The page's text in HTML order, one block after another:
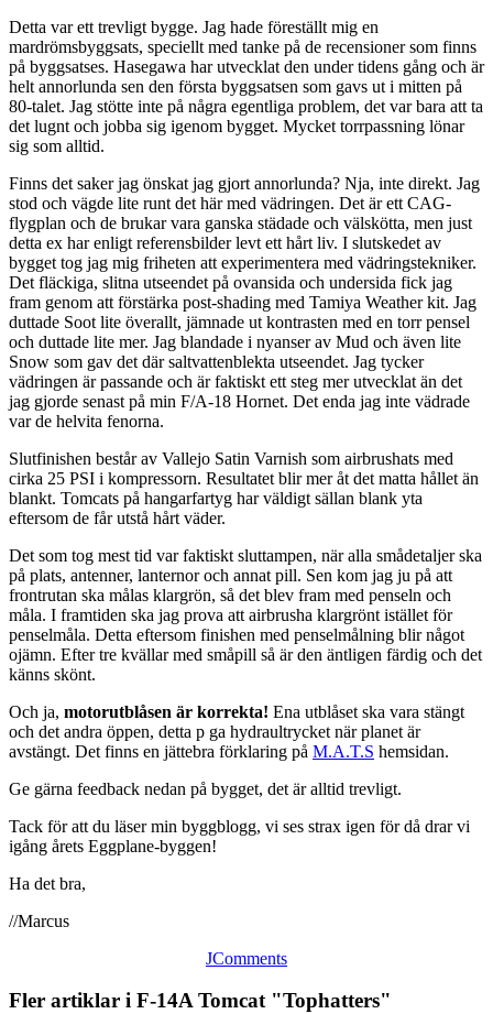
Detta var ett trevligt bygge. Jag hade föreställt mig en
mardrömsbyggsats, speciellt med tanke på de recensioner som finns
på byggsatses. Hasegawa har utvecklat den under tidens gång och är
helt annorlunda sen den första byggsatsen som gavs ut i mitten på
80-talet. Jag stötte inte på några egentliga problem, det var bara att ta
det lugnt och jobba sig igenom bygget. Mycket torrpassning lönar
sig som alltid.
Finns det saker jag önskat jag gjort annorlunda? Nja, inte direkt. Jag
stod och vägde lite runt det här med vädringen. Det är ett CAG-
flygplan och de brukar vara ganska städade och välskötta, men just
detta ex har enligt referensbilder levt ett hårt liv. I slutskedet av
bygget tog jag mig friheten att experimentera med vädringstekniker.
Det fläckiga, slitna utseendet på ovansida och undersida fick jag
fram genom att förstärka post-shading med Tamiya Weather kit. Jag
duttade Soot lite överallt, jämnade ut kontrasten med en torr pensel
och duttade lite mer. Jag blandade i nyanser av Mud och även lite
Snow som gav det där saltvattenblekta utseendet. Jag tycker
vädringen är passande och är faktiskt ett steg mer utvecklat än det
jag gjorde senast på min F/A-18 Hornet. Det enda jag inte vädrade
var de helvita fenorna.
Slutfinishen består av Vallejo Satin Varnish som airbrushats med
cirka 25 PSI i kompressorn. Resultatet blir mer åt det matta hållet än
blankt. Tomcats på hangarfartyg har väldigt sällan blank yta
eftersom de får utstå hårt väder.
Det som tog mest tid var faktiskt sluttampen, när alla smådetaljer ska
på plats, antenner, lanternor och annat pill. Sen kom jag ju på att
frontrutan ska målas klargrön, så det blev fram med penseln och
måla. I framtiden ska jag prova att airbrusha klargrönt istället för
penselmåla. Detta eftersom finishen med penselmålning blir något
ojämn. Efter tre kvällar med småpill så är den äntligen färdig och det
känns skönt.
Och ja, motorutblåsen är korrekta! Ena utblåset ska vara stängt
och det andra öppen, detta p ga hydraultrycket när planet är
avstängt. Det finns en jättebra förklaring på M.A.T.S hemsidan.
Ge gärna feedback nedan på bygget, det är alltid trevligt.
Tack för att du läser min byggblogg, vi ses strax igen för då drar vi
igång årets Eggplane-byggen!
Ha det bra,
//Marcus
JComments
Fler artiklar i F-14A Tomcat "Tophatters"